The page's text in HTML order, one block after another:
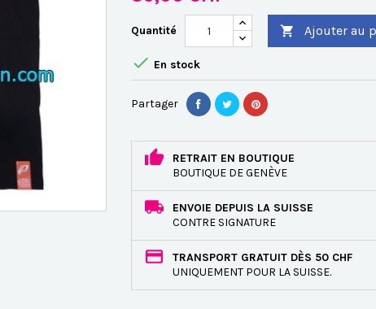
Quantité  Ajouter au
 En stock
Partager
RETRAIT EN BOUTIQUE
BOUTIQUE DE GENÈVE
ENVOIE DEPUIS LA SUISSE
CONTRE SIGNATURE
TRANSPORT GRATUIT DÈS 50 CHF
UNIQUEMENT POUR LA SUISSE.